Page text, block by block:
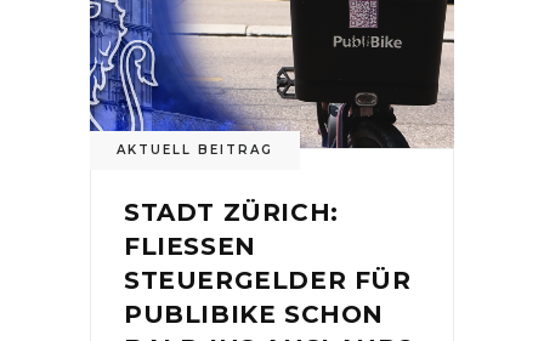
AKTUELL BEITRAG
STADT ZÜRICH:
FLIESSEN
STEUERGELDER FÜR
PUBLIBIKE SCHON